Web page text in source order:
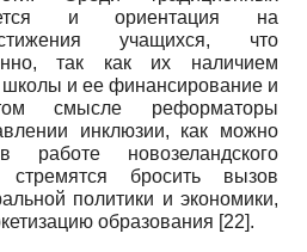
и ориентация на
учащихся, что
так как их наличием
школы и ее финансирование и
смысле реформаторы
инклюзии, как можно
новозеландского
бросить вызов
политики и экономики,
образования [22].